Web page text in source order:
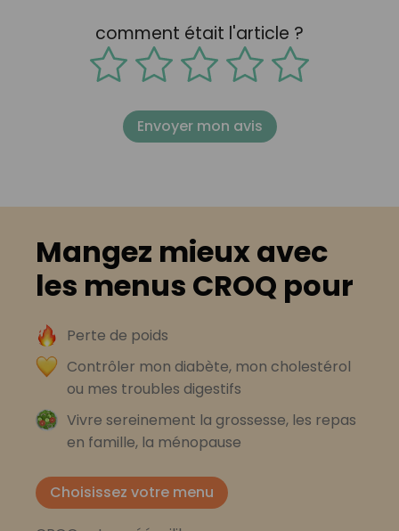
comment était l'article ?
Envoyer mon avis
Mangez mieux avec
les menus CROQ pour
Perte de poids
Contrôler mon diabète, mon cholestérol
ou mes troubles digestifs
Vivre sereinement la grossesse, les repas
en famille, la ménopause
Choisissez votre menu